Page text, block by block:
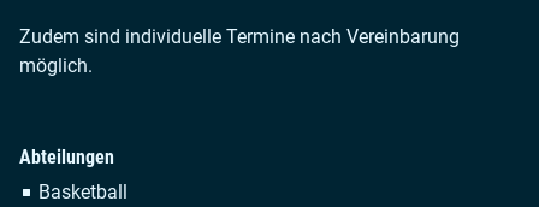
Zudem sind individuelle Termine nach Vereinbarung
möglich.
Abteilungen
Navigation
Basketball